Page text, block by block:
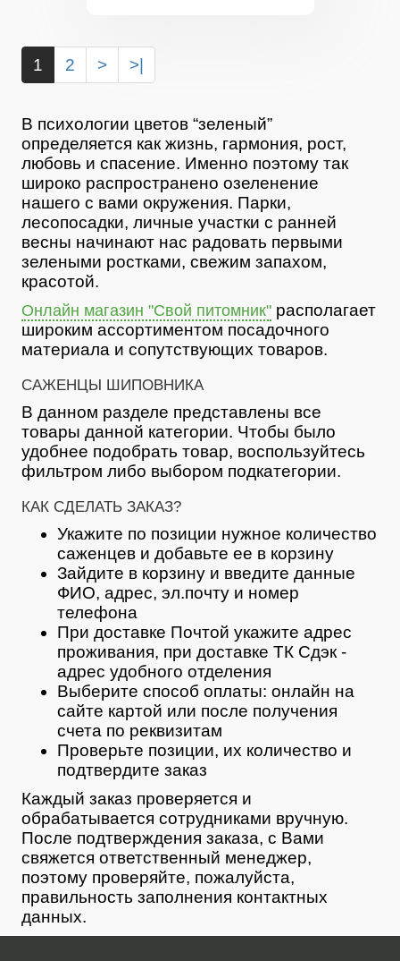
1 2 > >|
В психологии цветов “зеленый”
определяется как жизнь, гармония, рост,
любовь и спасение. Именно поэтому так
широко распространено озеленение
нашего с вами окружения. Парки,
лесопосадки, личные участки с ранней
весны начинают нас радовать первыми
зелеными ростками, свежим запахом,
красотой.
Онлайн магазин "Свой питомник" располагает
широким ассортиментом посадочного
материала и сопутствующих товаров.
САЖЕНЦЫ ШИПОВНИКА
В данном разделе представлены все
товары данной категории. Чтобы было
удобнее подобрать товар, воспользуйтесь
фильтром либо выбором подкатегории.
КАК СДЕЛАТЬ ЗАКАЗ?
Укажите по позиции нужное количество
саженцев и добавьте ее в корзину
Зайдите в корзину и введите данные
ФИО, адрес, эл.почту и номер
телефона
При доставке Почтой укажите адрес
проживания, при доставке ТК Сдэк -
адрес удобного отделения
Выберите способ оплаты: онлайн на
сайте картой или после получения
счета по реквизитам
Проверьте позиции, их количество и
подтвердите заказ
Каждый заказ проверяется и
обрабатывается сотрудниками вручную.
После подтверждения заказа, с Вами
свяжется ответственный менеджер,
поэтому проверяйте, пожалуйста,
правильность заполнения контактных
данных.